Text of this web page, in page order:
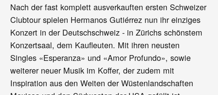
Nach der fast komplett ausverkauften ersten Schweizer
Clubtour spielen Hermanos Gutiérrez nun ihr einziges
Konzert in der Deutschschweiz - in Zürichs schönstem
Konzertsaal, dem Kaufleuten. Mit ihren neusten
Singles «Esperanza» und «Amor Profundo», sowie
weiterer neuer Musik im Koffer, der zudem mit
Inspiration aus den Weiten der Wüstenlandschaften